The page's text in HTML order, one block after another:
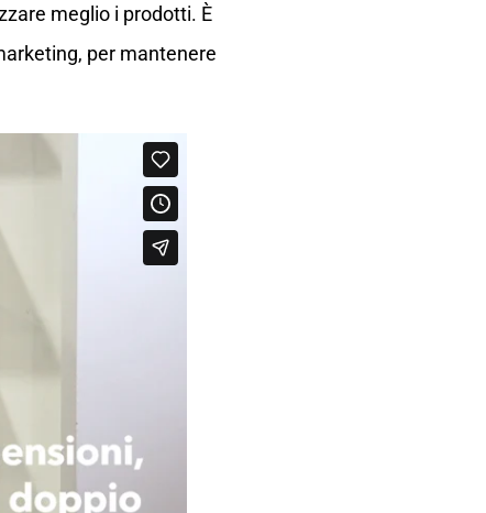
meglio i prodotti. È
per mantenere